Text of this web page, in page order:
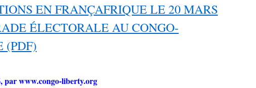
EN FRANÇAFRIQUE LE 20 MARS
ÉLECTORALE AU CONGO-
(PDF)
par www.congo-liberty.org